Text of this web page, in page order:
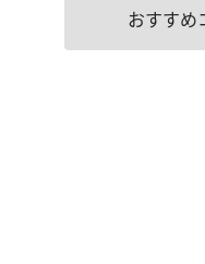
おすすめ